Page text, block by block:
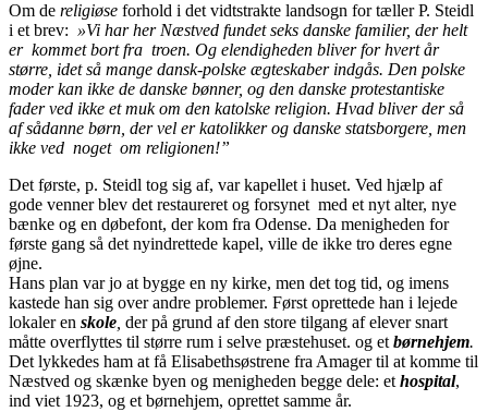
Om de religiøse forhold i det vidtstrakte landsogn for­ tæller P. Steidl
i et brev: »Vi har her Næstved fundet seks danske familier, der helt
er kommetbort fra troen. Og elendigheden bliver for hvertår
større, idetså mange dansk-polske ægteskaber indgås. Den polske
moder kan ikke de danske bønner, og den danske protestantiske
faderved ikke etmuk om den katolske religion. Hvad bliver der så
afsådanne børn, dervel erkatolikker og danske stats­borgere, men
ikke ved noget om religionen!”
Det første, p. Steidl tog sig af, var kapellet i huset. Ved hjælp af
gode venner blev det restaureret og forsynet med et nyt alter, nye
bænke og en døbefont, der kom fra Odense. Da menigheden for
første gang så det nyind­rettede kapel, ville de ikke tro deres egne
øjne.
Hans plan var jo at bygge en ny kirke, men det tog tid, og imens
kastede han sig over andre problemer. Først op­rettede han i lejede
lokaler en skole der på grund af den store tilgang af elever snart
måtte overflyttes til større rum i selve præstehuset. og et børnehjem.
Det lykkedes ham at få Elisabeth­søstrene fra Amager til at komme til
Næstved og skænke byen og menigheden begge dele: et hospital,
ind­ viet 1923, og et børnehjem, oprettet samme år.